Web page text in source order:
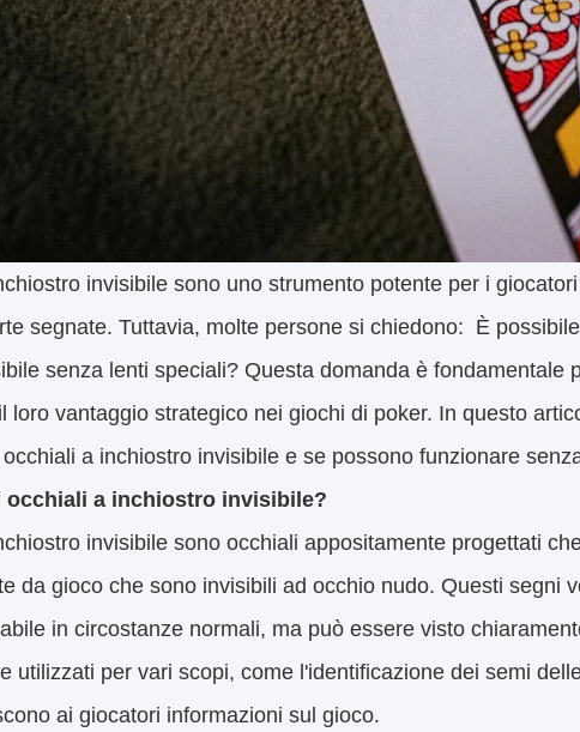
invisibile sono uno strumento potente per i
segnate. Tuttavia, molte persone si chiedono: È
senza lenti speciali? Questa domanda è fondamentale
loro vantaggio strategico nei giochi di poker. In questo
a inchiostro invisibile e se possono funzionare
occhiali a inchiostro invisibile?
invisibile sono occhiali appositamente progettati
da gioco che sono invisibili ad occhio nudo. Questi segni
in circostanze normali, ma può essere visto
utilizzati per vari scopi, come l'identificazione dei semi
ai giocatori informazioni sul gioco.